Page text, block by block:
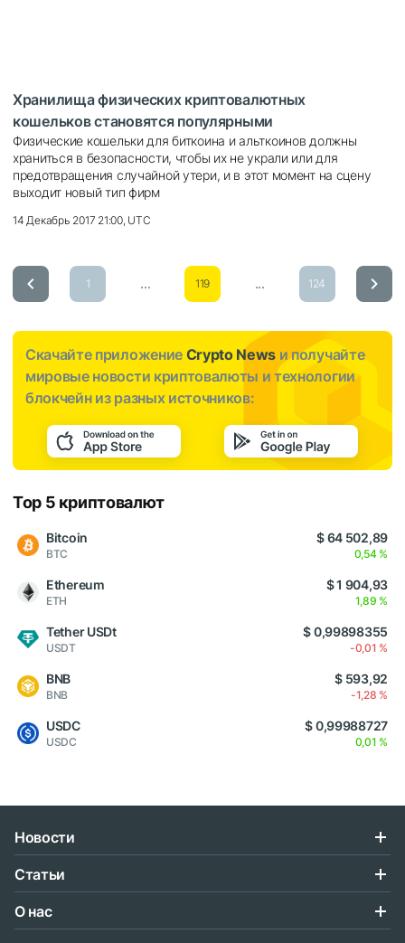
Хранилища физических криптовалютных
кошельков становятся популярными
Физические кошельки для биткоина и альткоинов должны
храниться в безопасности, чтобы их не украли или для
предотвращения случайной утери, и в этот момент на сцену
выходит новый тип фирм
14 Декабрь 2017 21:00, UTC
1 ... 119 ... 124
Скачайте приложение Crypto News и получайте
мировые новости криптовалюты и технологии
блокчейн из разных источников:
Top 5 криптовалют
Bitcoin
BTC
$ 64 502,89
0,54 %
Ethereum
ETH
$ 1 904,93
1,89 %
Tether USDt
USDT
$ 0,99898355
-0,01 %
BNB
BNB
$ 593,92
-1,28 %
USDC
USDC
$ 0,99988727
0,01 %
Новости
Статьи
О нас